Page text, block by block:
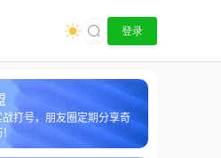
登录
战打号，朋友圈定期分享奇